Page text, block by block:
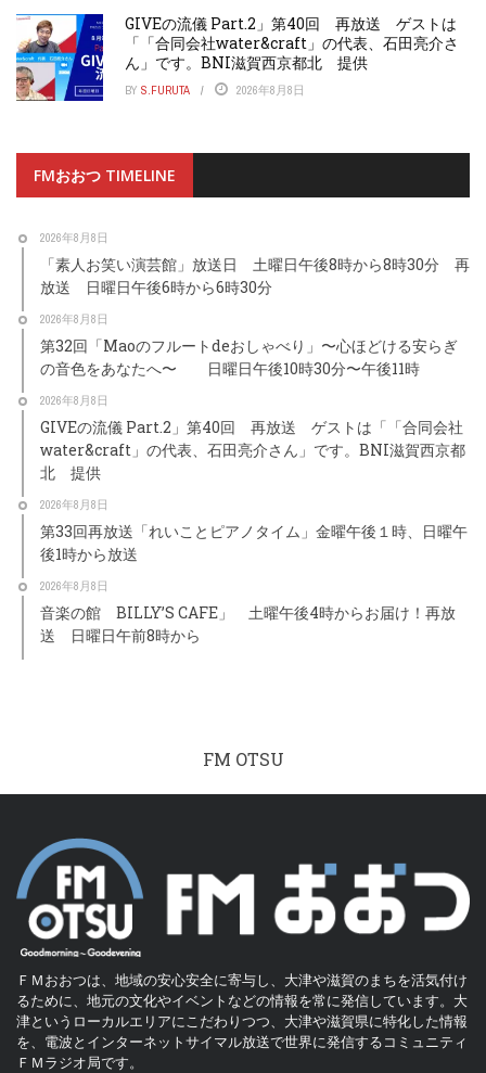
GIVEの流儀 Part.2」第40回 再放送 ゲストは
「「合同会社water&craft」の代表、石田亮介さ
ん」です。BNI滋賀西京都北 提供
BY S.FURUTA 2026年8月8日
FMおおつ TIMELINE
2026年8月8日
「素人お笑い演芸館」放送日 土曜日午後8時から8時30分 再
放送 日曜日午後6時から6時30分
2026年8月8日
第32回「Maoのフルートdeおしゃべり」〜心ほどける安らぎ
の音色をあなたへ〜 日曜日午後10時30分〜午後11時
2026年8月8日
GIVEの流儀 Part.2」第40回 再放送 ゲストは「「合同会社
water&craft」の代表、石田亮介さん」です。BNI滋賀西京都
北 提供
2026年8月8日
第33回再放送「れいことピアノタイム」金曜午後１時、日曜午
後1時から放送
2026年8月8日
音楽の館 BILLY’S CAFE」 土曜午後4時からお届け！再放
送 日曜日午前8時から
FM OTSU
ＦＭおおつは、地域の安心安全に寄与し、大津や滋賀のまちを活気付け
るために、地元の文化やイベントなどの情報を常に発信しています。大
津というローカルエリアにこだわりつつ、大津や滋賀県に特化した情報
を、電波とインターネットサイマル放送で世界に発信するコミュニティ
ＦＭラジオ局です。